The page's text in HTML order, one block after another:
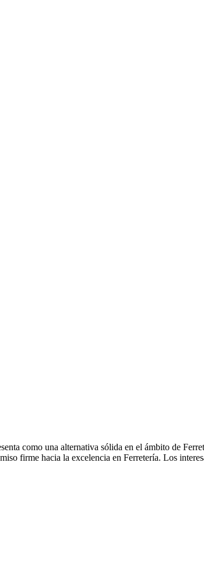
como una alternativa sólida en el ámbito de
firme hacia la excelencia en Ferretería. Los